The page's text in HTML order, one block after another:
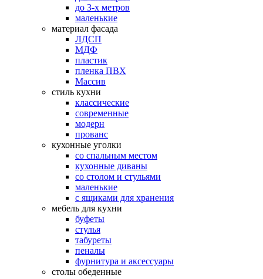
до 3-х метров
маленькие
материал фасада
ЛДСП
МДФ
пластик
пленка ПВХ
Массив
стиль кухни
классические
современные
модерн
прованс
кухонные уголки
со спальным местом
кухонные диваны
со столом и стульями
маленькие
с ящиками для хранения
мебель для кухни
буфеты
стулья
табуреты
пеналы
фурнитура и аксессуары
столы обеденные